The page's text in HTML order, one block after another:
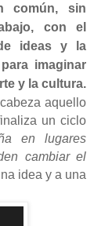
común, sin
con el
ideas y la
imaginar
y la cultura.
aquello
un ciclo
en lugares
cambiar el
idea y a una